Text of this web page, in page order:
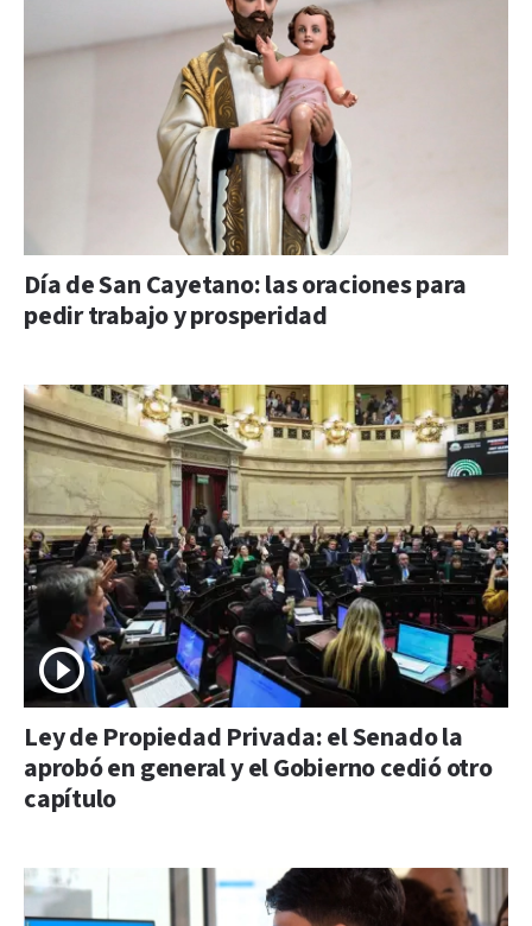
Día de San Cayetano: las oraciones para
pedir trabajo y prosperidad
Ley de Propiedad Privada: el Senado la
aprobó en general y el Gobierno cedió otro
capítulo